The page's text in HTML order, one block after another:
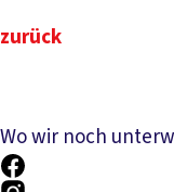
zurück
Wo wir noch